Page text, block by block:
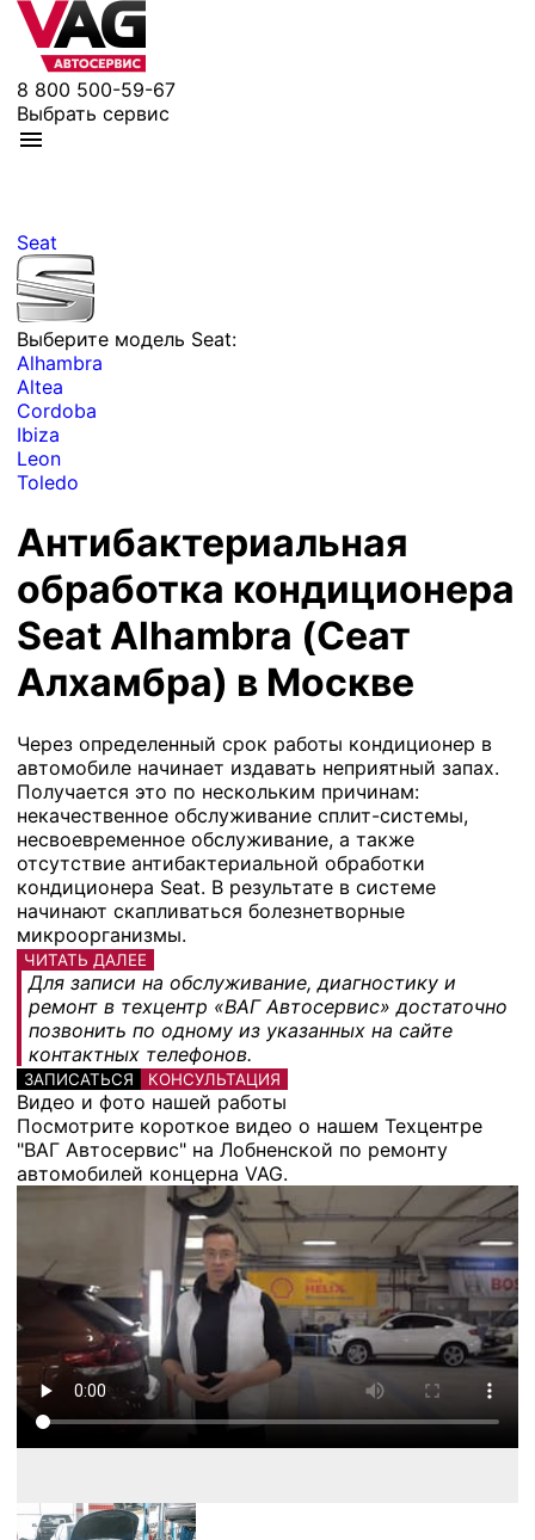
8 800 500-59-67
Выбрать сервис
Seat
Выберите модель Seat:
Alhambra
Altea
Cordoba
Ibiza
Leon
Toledo
Антибактериальная
обработка кондиционера
Seat Alhambra (Сеат
Алхамбра) в Москве
Через определенный срок работы кондиционер в
автомобиле начинает издавать неприятный запах.
Получается это по нескольким причинам:
некачественное обслуживание сплит-системы,
несвоевременное обслуживание, а также
отсутствие антибактериальной обработки
кондиционера Seat. В результате в системе
начинают скапливаться болезнетворные
микроорганизмы.
ЧИТАТЬ ДАЛЕЕ
Для записи на обслуживание, диагностику и
ремонт в техцентр «ВАГ Автосервис» достаточно
позвонить по одному из указанных на сайте
контактных телефонов.
ЗАПИСАТЬСЯ КОНСУЛЬТАЦИЯ
Видео и фото нашей работы
Посмотрите короткое видео о нашем Техцентре
"ВАГ Автосервис" на Лобненской по ремонту
автомобилей концерна VAG.